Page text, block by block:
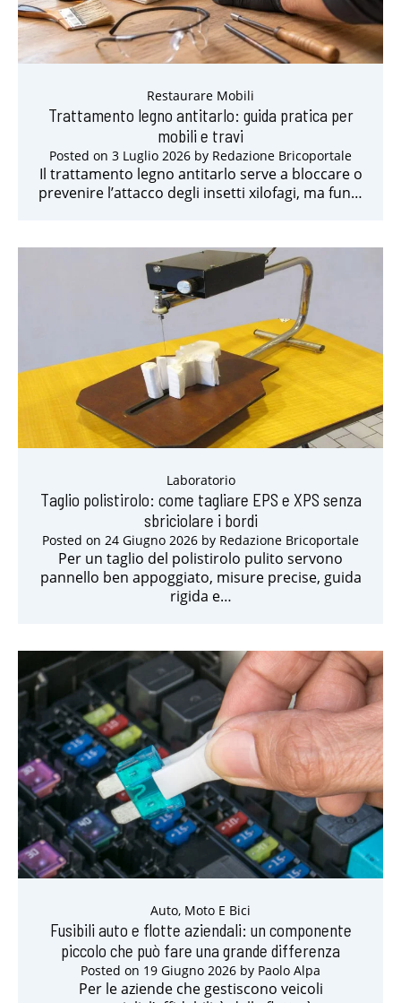
Restaurare Mobili
Trattamento legno antitarlo: guida pratica per
mobili e travi
Posted on 3 Luglio 2026 by Redazione Bricoportale
Il trattamento legno antitarlo serve a bloccare o
prevenire l’attacco degli insetti xilofagi, ma fun…
Laboratorio
Taglio polistirolo: come tagliare EPS e XPS senza
sbriciolare i bordi
Posted on 24 Giugno 2026 by Redazione Bricoportale
Per un taglio del polistirolo pulito servono
pannello ben appoggiato, misure precise, guida
rigida e…
Auto, Moto E Bici
Fusibili auto e flotte aziendali: un componente
piccolo che può fare una grande differenza
Posted on 19 Giugno 2026 by Paolo Alpa
Per le aziende che gestiscono veicoli